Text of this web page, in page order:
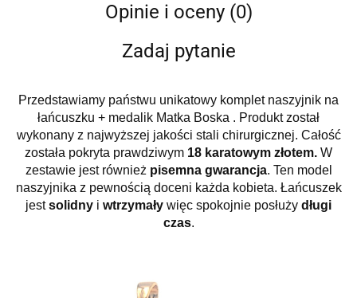
Opinie i oceny (0)
Zadaj pytanie
Przedstawiamy państwu unikatowy komplet naszyjnik na
łańcuszku + medalik Matka Boska . Produkt został
wykonany z najwyższej jakości stali chirurgicznej. Całość
została pokryta prawdziwym 18 karatowym złotem. W
zestawie jest również pisemna gwarancja. Ten model
naszyjnika z pewnością doceni każda kobieta. Łańcuszek
jestsolidny i wtrzymały więc spokojnie posłuży długi
czas.